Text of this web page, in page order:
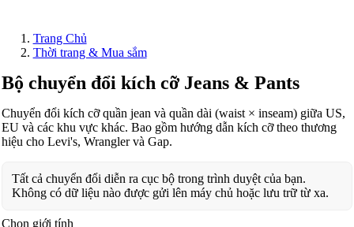
Trang Chủ
Thời trang & Mua sắm
Bộ chuyển đổi kích cỡ Jeans & Pants
Chuyển đổi kích cỡ quần jean và quần dài (waist × inseam) giữa US,
EU và các khu vực khác. Bao gồm hướng dẫn kích cỡ theo thương
hiệu cho Levi's, Wrangler và Gap.
Tất cả chuyển đổi diễn ra cục bộ trong trình duyệt của bạn.
Không có dữ liệu nào được gửi lên máy chủ hoặc lưu trữ từ xa.
Chọn giới tính